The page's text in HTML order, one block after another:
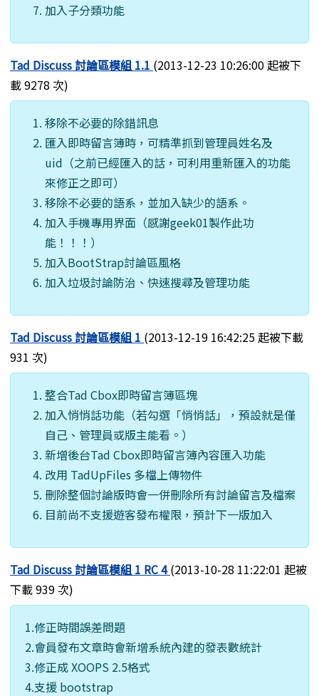
加入子分類功能
Tad Discuss 討論區模組 1.1 (2013-12-23 10:26:00 起被下
載 9278 次)
移除不必要的除錯訊息
匯入即時留言簿時，可精準抓到管理員姓名及
uid（之前已經匯入的話，可利用重新匯入的功能
來修正之即可）
移除不必要的語系，並加入缺少的語系。
加入手機專用界面（感謝geek01製作此功
能！！！）
加入BootStrap討論區風格
加入垃圾討論防治、快速搜尋及管理功能
Tad Discuss 討論區模組 1 (2013-12-19 16:42:25 起被下載
931 次)
整合Tad Cbox即時留言簿區塊
加入悄悄話功能（若勾選「悄悄話」，預設就是僅
自己、管理員或版主能看。）
新增後台Tad Cbox即時留言簿內容匯入功能
改用 TadUpFiles 多檔上傳物件
刪除整個討論版時會一併刪除所有討論留言及檔案
目前尚不支援遊客發布權限，預計下一版加入
Tad Discuss 討論區模組 1 RC 4(2013-10-28 11:22:01 起被
下載 939 次)
1.修正時間誤差問題
2.會員發布文章時會新增系統內建的發表數統計
3.修正成 XOOPS 2.5格式
4.支援 bootstrap